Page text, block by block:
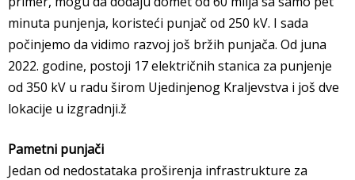
minuta punjenja, koristeći punjač od 250 kV. I sada
počinjemo da vidimo razvoj još bržih punjača. Od juna
2022. godine, postoji 17 električnih stanica za punjenje
od 350 kV u radu širom Ujedinjenog Kraljevstva i još dve
lokacije u izgradnji.ž
Pametni punjači
Jedan od nedostataka proširenja infrastrukture za